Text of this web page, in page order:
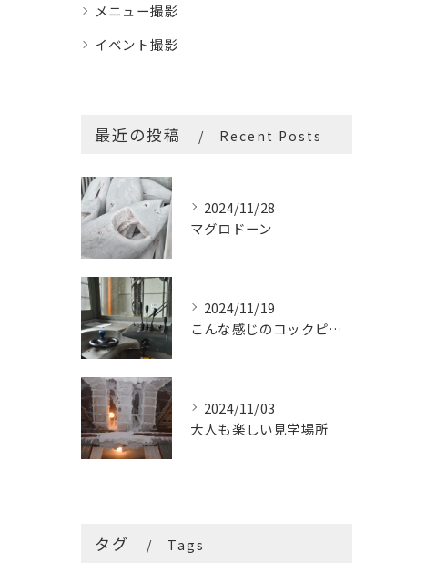
メニュー撮影
イベント撮影
最近の投稿 Recent Posts
2024/11/28
マグロドーン
2024/11/19
こんな感じのコックピットはたまらないです
2024/11/03
大人も楽しい見学場所
タグ Tags